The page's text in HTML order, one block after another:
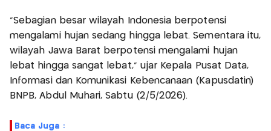
"Sebagian besar wilayah Indonesia berpotensi
mengalami hujan sedang hingga lebat. Sementara itu,
wilayah Jawa Barat berpotensi mengalami hujan
lebat hingga sangat lebat," ujar Kepala Pusat Data,
Informasi dan Komunikasi Kebencanaan (Kapusdatin)
BNPB, Abdul Muhari, Sabtu (2/5/2026).
Baca Juga :